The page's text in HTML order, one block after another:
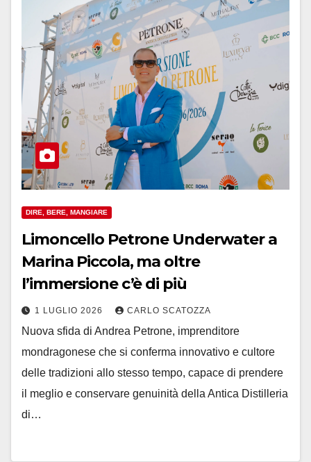
DIRE, BERE, MANGIARE
Limoncello Petrone Underwater a
Marina Piccola, ma oltre
l’immersione c’è di più
1 LUGLIO 2026 CARLO SCATOZZA
Nuova sfida di Andrea Petrone, imprenditore
mondragonese che si conferma innovativo e cultore
delle tradizioni allo stesso tempo, capace di prendere
il meglio e conservare genuinità della Antica Distilleria
di…